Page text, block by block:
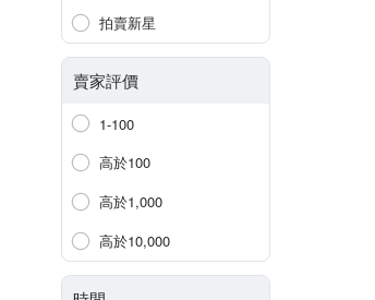
拍賣新星
賣家評價
1-100
高於100
高於1,000
高於10,000